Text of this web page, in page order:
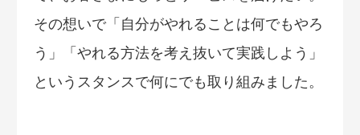
その想いで「自分がやれることは何でもやろ
う」「やれる方法を考え抜いて実践しよう」
というスタンスで何にでも取り組みました。